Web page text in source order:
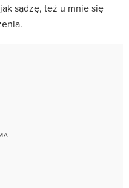
sądzę, też u mnie się